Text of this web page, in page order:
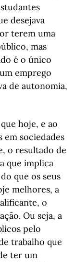
desejava
terem uma
mas
é o único
emprego
de autonomia,
hoje, e ao
sociedades
o resultado de
que implica
que os seus
melhores, a
o
Ou seja, a
pelo
trabalho que
ter um